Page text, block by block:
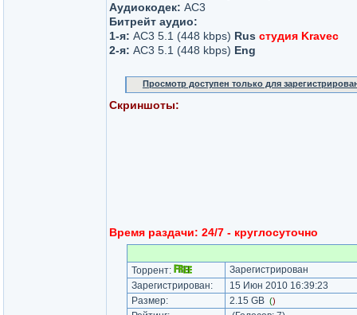
Аудиокодек: AC3
Битрейт аудио:
1-я: AC3 5.1 (448 kbps) Rus студия Kravec
2-я: AС3 5.1 (448 kbps) Eng
Просмотр доступен только для
Скриншоты:
Время раздачи: 24/7 - круглосуточно
Торрент:
Зарегистрирован
Зарегистрирован:
15 Июн 2010 16:39:23
Размер:
2.15 GB ()